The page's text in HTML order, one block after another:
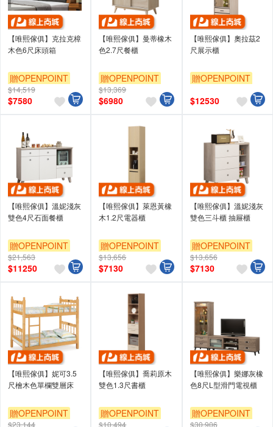
【唯熙傢俱】克拉克樟
木色6尺床頭箱
贈OPENPOINT
$14,519
$7580
【唯熙傢俱】曼蒂橡木
色2.7尺餐櫃
贈OPENPOINT
$13,369
$6980
【唯熙傢俱】奧拉茲2
尺展示櫃
贈OPENPOINT
$12530
【唯熙傢俱】溫妮淺灰
雙色4尺石面餐櫃
贈OPENPOINT
$21,563
$11250
【唯熙傢俱】萊恩黃橡
木1.2尺電器櫃
贈OPENPOINT
$13,656
$7130
【唯熙傢俱】溫妮淺灰
雙色三斗櫃 抽屜櫃
贈OPENPOINT
$13,656
$7130
【唯熙傢俱】妮可3.5
尺檜木色單欄雙層床
贈OPENPOINT
$23,144
【唯熙傢俱】喬莉原木
雙色1.3尺書櫃
贈OPENPOINT
$10,494
【唯熙傢俱】樂娜灰橡
色8尺L型滑門電視櫃
贈OPENPOINT
$30,906